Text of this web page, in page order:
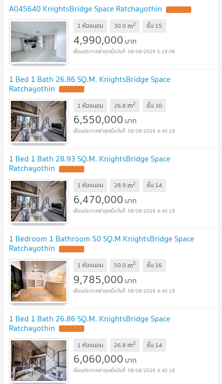
A045640 KnightsBridge Space Ratchayothin
1 ห้องนอน 30.0 m2 ชั้น 15
4,990,000 บาท
08/08/2026 5:19:08
1 Bed 1 Bath 26.86 SQ.M. KnightsBridge Space
Ratchayothin
1 ห้องนอน 26.8 m2 ชั้น 30
6,550,000 บาท
08/08/2026 4:40:19
1 Bed 1 Bath 28.93 SQ.M. KnightsBridge Space
Ratchayothin
1 ห้องนอน 28.9 m2 ชั้น 14
6,470,000 บาท
08/08/2026 4:40:19
1 Bedroom 1 Bathroom 50 SQ.M KnightsBridge Space
Ratchayothin
1 ห้องนอน 50.0 m2 ชั้น 16
9,785,000 บาท
08/08/2026 4:40:19
1 Bed 1 Bath 26.86 SQ.M. KnightsBridge Space
Ratchayothin
1 ห้องนอน 26.8 m2 ชั้น 14
6,060,000 บาท
08/08/2026 4:40:19